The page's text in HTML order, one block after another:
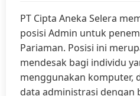
PT Cipta Aneka Selera
posisi Admin untuk
Pariaman. Posisi ini
mendesak bagi individu
menggunakan komputer,
data administrasi dengan